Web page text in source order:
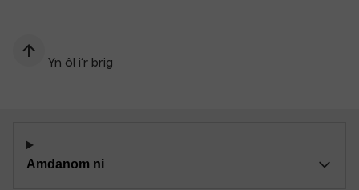
Yn ôl i’r brig
Amdanom ni